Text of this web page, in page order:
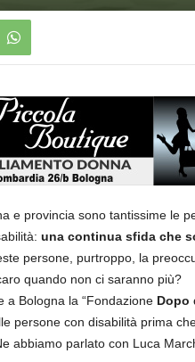
e provincia sono tantissime le
una continua sfida che
persone, purtroppo, la
quando non ci saranno più?
a Bologna la “Fondazione Dopo
persone con disabilità prima
abbiamo parlato con Luca